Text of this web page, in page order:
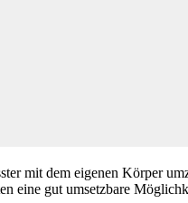
mit dem eigenen Körper
eine gut umsetzbare